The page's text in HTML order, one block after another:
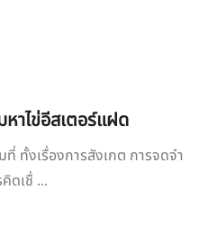
าไข่อีสเตอร์แฝด
ทั้งเรื่องการสังเกต การจดจำ
ดเชื่ ...